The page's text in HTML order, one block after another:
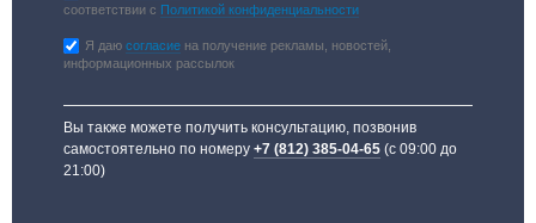
соответствии с Политикой конфиденциальности
Я даюсогласие на получение рекламы, новостей,
информационных рассылок
Вы также можете получить консультацию, позвонив
самостоятельно по номеру+7 (812) 385-04-65 (с 09:00 до
21:00)